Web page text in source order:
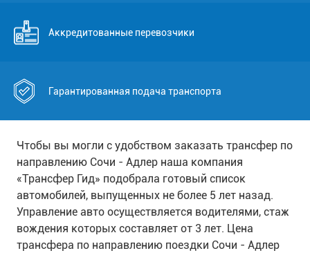
Аккредитованные перевозчики
Гарантированная подача транспорта
Чтобы вы могли с удобством заказать трансфер по
направлению Сочи - Адлер наша компания
«Трансфер Гид» подобрала готовый список
автомобилей, выпущенных не более 5 лет назад.
Управление авто осуществляется водителями, стаж
вождения которых составляет от 3 лет. Цена
трансфера по направлению поездки Сочи - Адлер